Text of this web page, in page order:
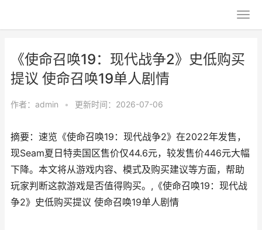
《使命召唤19：现代战争2》史低购买
提议 使命召唤19单人剧情
作者： admin • 更新时间：2026-07-06
摘要：速览《使命召唤19：现代战争2》在2022年发售，
现Seam夏日特卖国区售价仅44.6元，较发售价446元大幅
下降。本文将从游戏内容、模式及购买建议等方面，帮助
玩家判断这款游戏是否值得购买。,《使命召唤19：现代战
争2》史低购买提议 使命召唤19单人剧情